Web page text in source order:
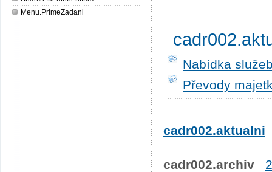
Menu.PrimeZadani
Nabídka
Převody
cadr002.aktualni
cadr002.archiv